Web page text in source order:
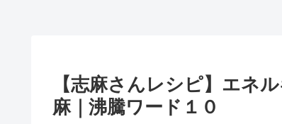
【志麻さんレシピ】エネ
麻｜沸騰ワード１０